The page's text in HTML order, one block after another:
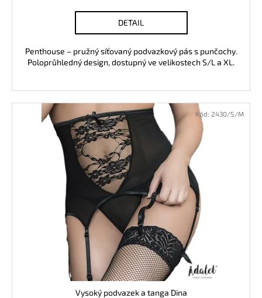
DETAIL
Penthouse – pružný síťovaný podvazkový pás s punčochy.
Poloprůhledný design, dostupný ve velikostech S/L a XL.
Vysoký podvazek a tanga Dina
Kód: 2430/S/M